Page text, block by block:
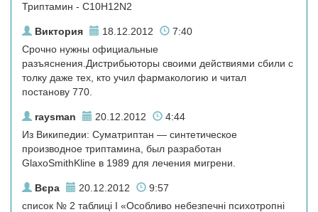
Триптамин - C10H12N2
Виктория 18.12.2012
7:40
Срочно нужны официальные
разъяснения.Дистрибьюторы своими действиями сбили с
толку даже тех, кто учил фармакологию и читал
постанову 770.
raysman 20.12.2012
4:44
Из Википедии: Суматриптан — синтетическое
производное триптамина, был разработан
GlaxoSmithKline в 1989 для лечения мигрени.
Вєра 20.12.2012
9:57
список № 2 таблиці I «Особливо небезпечні психотропні